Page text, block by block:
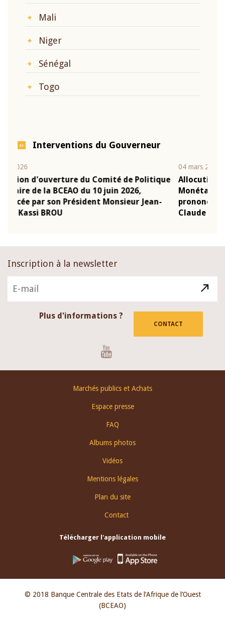
Mali
Niger
Sénégal
Togo
Interventions du Gouverneur
04 mars 2026
Allocution d'ouverture du Comité de Politique
Monétaire de la BCEAO du 4 mars 2026,
prononcée par son Président Monsieur Jean-
Claude Kassi BROU
Inscription à la newsletter
Plus d'informations ?
CONTACT
Marchés publics et Achats
Espace presse
FAQ
Albums photos
Vidéos
Mentions légales
Plan du site
Contact
Télécharger l'application mobile
© 2018 Banque Centrale des Etats de l’Afrique de l’Ouest
(BCEAO)